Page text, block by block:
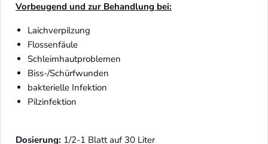
Vorbeugend und zur Behandlung bei:
Laichverpilzung
Flossenfäule
Schleimhautproblemen
Biss-/Schürfwunden
bakterielle Infektion
Pilzinfektion
Dosierung: 1/2-1 Blatt auf 30 Liter